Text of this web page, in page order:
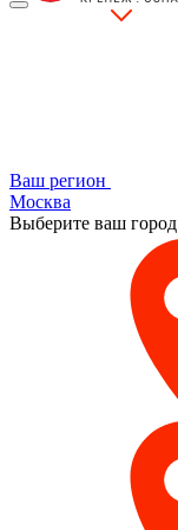
Ваш регион
Москва
Выберите ваш город